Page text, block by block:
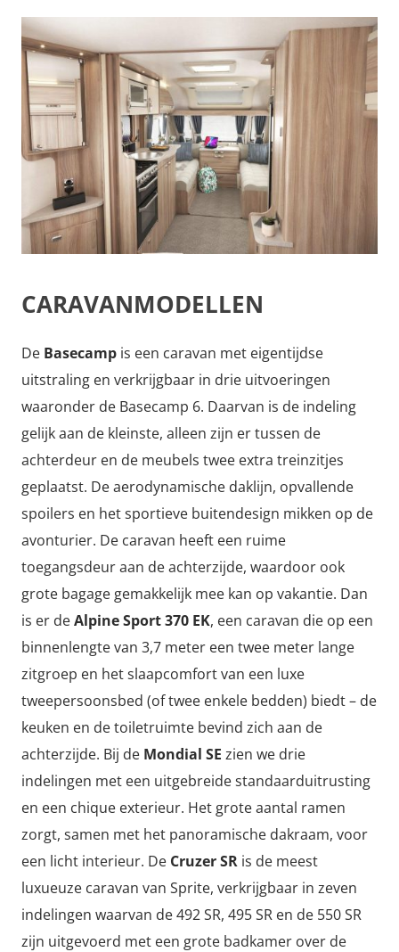
CARAVANMODELLEN
De Basecamp is een caravan met eigentijdse
uitstraling en verkrijgbaar in drie uitvoeringen
waaronder de Basecamp 6. Daarvan is de indeling
gelijk aan de kleinste, alleen zijn er tussen de
achterdeur en de meubels twee extra treinzitjes
geplaatst. De aerodynamische daklijn, opvallende
spoilers en het sportieve buitendesign mikken op de
avonturier. De caravan heeft een ruime
toegangsdeur aan de achterzijde, waardoor ook
grote bagage gemakkelijk mee kan op vakantie. Dan
is er deAlpine Sport 370 EK, een caravan die op een
binnenlengte van 3,7 meter een twee meter lange
zitgroep en het slaapcomfort van een luxe
tweepersoonsbed (of twee enkele bedden) biedt – de
keuken en de toiletruimte bevind zich aan de
achterzijde. Bij de Mondial SE zien we drie
indelingen met een uitgebreide standaarduitrusting
en een chique exterieur. Het grote aantal ramen
zorgt, samen met het panoramische dakraam, voor
een licht interieur. De Cruzer SR is de meest
luxueuze caravan van Sprite, verkrijgbaar in zeven
indelingen waarvan de 492 SR, 495 SR en de 550 SR
zijn uitgevoerd met een grote badkamer over de